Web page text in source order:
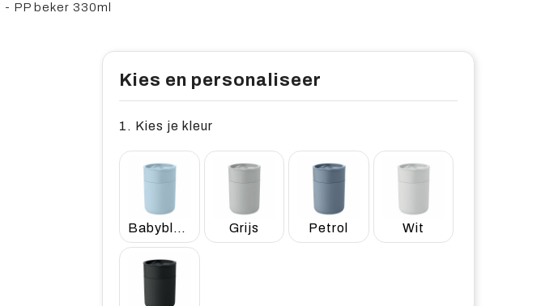
PP beker 330ml
Kies en personaliseer
1. Kies je kleur
Babyblauw Grijs Petrol Wit